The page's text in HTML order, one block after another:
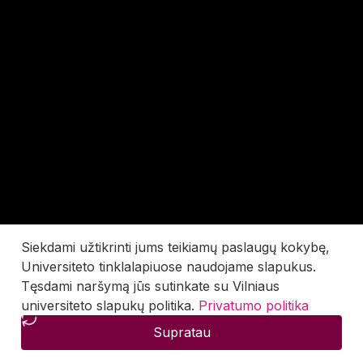
Siekdami užtikrinti jums teikiamų paslaugų kokybę,
Universiteto tinklalapiuose naudojame slapukus.
Tęsdami naršymą jūs sutinkate su Vilniaus
universiteto slapukų politika. Privatumo politika
Supratau